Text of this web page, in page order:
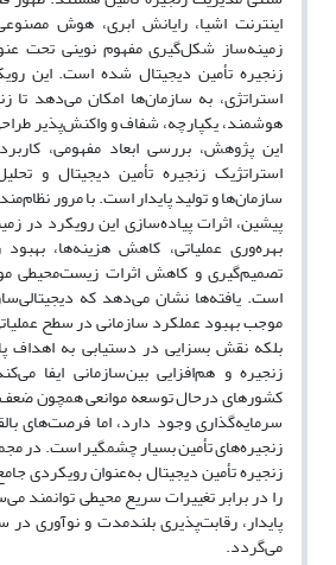
اینترنت اشیا، رایانش ابری، هوش
زمینه‌ساز شکل‌گیری مفهوم نوینی تحت
زنجیره تأمین دیجیتال شده است. این
استراتژی، به سازمان‌ها امکان می‌دهد تا
هوشمند، یکپارچه، شفاف و واکنش‌پذیر
این پژوهش، بررسی ابعاد مفهومی،
استراتژیک زنجیره تأمین دیجیتال و
سازمان‌ها و تولید پایدار است. با مرور
پیشین، اثرات پیاده‌سازی این رویکرد در
بهره‌وری عملیاتی، کاهش هزینه‌ها،
تصمیم‌گیری و کاهش اثرات زیست‌محیطی
است. یافته‌ها نشان می‌دهد که
موجب بهبود عملکرد سازمانی در سطح
بلکه نقش بسزایی در دستیابی به اهداف
زنجیره و هم‌افزایی بین‌سازمانی ایفا
کشورهای درحال توسعه موانعی همچون
سرمایه‌گذاری وجود دارد، اما فرصت‌های
زنجیره‌های تأمین بسیار چشمگیر است. در
زنجیره تأمین دیجیتال به‌عنوان رویکردی
را در برابر تغییرات سریع محیطی توانمند
پایدار، رقابت‌پذیری بلندمدت و نوآوری در
می‌گردد.